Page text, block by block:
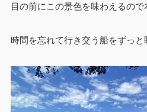
目の前にこの景色を味わえるので
時間を忘れて行き交う船をずっと